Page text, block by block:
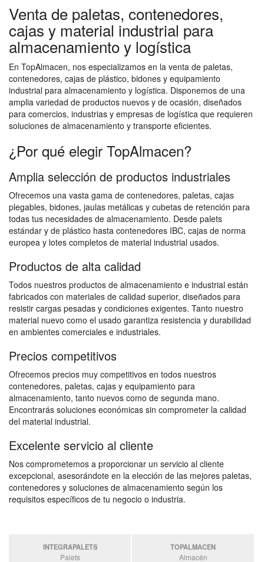
Venta de paletas, contenedores,
cajas y material industrial para
almacenamiento y logística
En TopAlmacen, nos especializamos en la venta de paletas,
contenedores, cajas de plástico, bidones y equipamiento
industrial para almacenamiento y logística. Disponemos de una
amplia variedad de productos nuevos y de ocasión, diseñados
para comercios, industrias y empresas de logística que requieren
soluciones de almacenamiento y transporte eficientes.
¿Por qué elegir TopAlmacen?
Amplia selección de productos industriales
Ofrecemos una vasta gama de contenedores, paletas, cajas
plegables, bidones, jaulas metálicas y cubetas de retención para
todas tus necesidades de almacenamiento. Desde palets
estándar y de plástico hasta contenedores IBC, cajas de norma
europea y lotes completos de material industrial usados.
Productos de alta calidad
Todos nuestros productos de almacenamiento e industrial están
fabricados con materiales de calidad superior, diseñados para
resistir cargas pesadas y condiciones exigentes. Tanto nuestro
material nuevo como el usado garantiza resistencia y durabilidad
en ambientes comerciales e industriales.
Precios competitivos
Ofrecemos precios muy competitivos en todos nuestros
contenedores, paletas, cajas y equipamiento para
almacenamiento, tanto nuevos como de segunda mano.
Encontrarás soluciones económicas sin comprometer la calidad
del material industrial.
Excelente servicio al cliente
Nos comprometemos a proporcionar un servicio al cliente
excepcional, asesorándote en la elección de las mejores paletas,
contenedores y soluciones de almacenamiento según los
requisitos específicos de tu negocio o industria.
INTEGRAPALETS
Palets
TOPALMACEN
Almacén